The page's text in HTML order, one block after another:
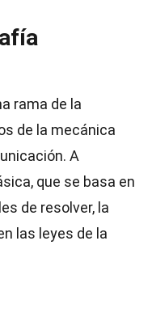
rama de la
de la mecánica
A
que se basa en
de resolver, la
las leyes de la